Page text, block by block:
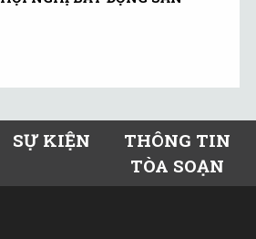
SỰ KIỆN
THÔNG TIN
TÒA SOẠN